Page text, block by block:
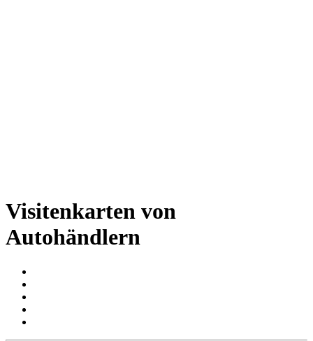
Visitenkarten von
Autohändlern